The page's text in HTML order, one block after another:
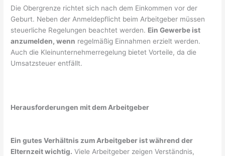
Die Obergrenze richtet sich nach dem Einkommen vor der
Geburt. Neben der Anmeldepflicht beim Arbeitgeber müssen
steuerliche Regelungen beachtet werden. Ein Gewerbe ist
anzumelden, wenn regelmäßig Einnahmen erzielt werden.
Auch die Kleinunternehmerregelung bietet Vorteile, da die
Umsatzsteuer entfällt.
Herausforderungen mit dem Arbeitgeber
Ein gutes Verhältnis zum Arbeitgeber ist während der
Elternzeit wichtig. Viele Arbeitgeber zeigen Verständnis,